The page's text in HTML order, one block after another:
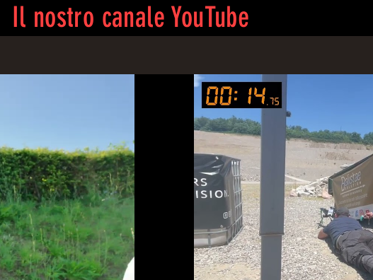
Il nostro canale YouTube